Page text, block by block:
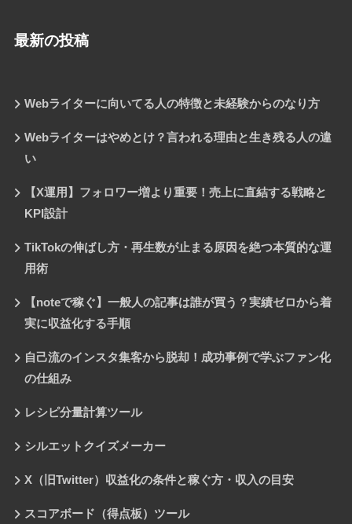
最新の投稿
Webライターに向いてる人の特徴と未経験からのなり方
Webライターはやめとけ？言われる理由と生き残る人の違
い
【X運用】フォロワー増より重要！売上に直結する戦略と
KPI設計
TikTokの伸ばし方・再生数が止まる原因を絶つ本質的な運
用術
【noteで稼ぐ】一般人の記事は誰が買う？実績ゼロから着
実に収益化する手順
自己流のインスタ集客から脱却！成功事例で学ぶファン化
の仕組み
レシピ分量計算ツール
シルエットクイズメーカー
X（旧Twitter）収益化の条件と稼ぐ方・収入の目安
スコアボード（得点板）ツール